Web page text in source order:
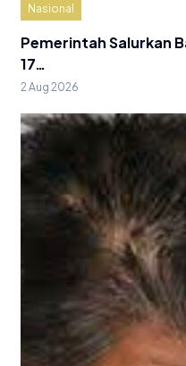
Nasional
Pemerintah Salurkan
17…
2 Aug 2026